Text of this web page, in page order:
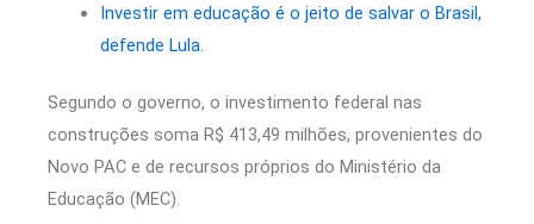
Investir em educação é o jeito de salvar o Brasil,
defende Lula.
Segundo o governo, o investimento federal nas
construções soma R$ 413,49 milhões, provenientes do
Novo PAC e de recursos próprios do Ministério da
Educação (MEC).